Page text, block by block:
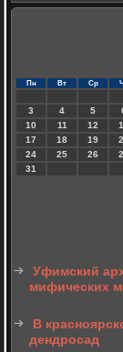
Пн Вт Ср
3
4 5
10
11 12
17
18 19
24
25 26
31
Уфимский
мифических
В
дендросад